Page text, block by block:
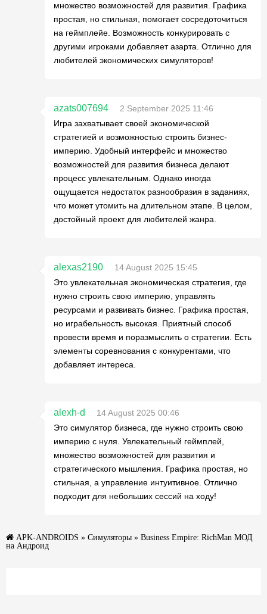
множество возможностей для развития. Графика
простая, но стильная, помогает сосредоточиться
на геймплейе. Возможность конкурировать с
другими игроками добавляет азарта. Отлично для
любителей экономических симуляторов!
azats007694
2 September 2025 11:46
Игра захватывает своей экономической
стратегией и возможностью строить бизнес-
империю. Удобный интерфейс и множество
возможностей для развития бизнеса делают
процесс увлекательным. Однако иногда
ощущается недостаток разнообразия в заданиях,
что может утомить на длительном этапе. В целом,
достойный проект для любителей жанра.
alexas2190
14 August 2025 15:45
Это увлекательная экономическая стратегия, где
нужно строить свою империю, управлять
ресурсами и развивать бизнес. Графика простая,
но играбельность высокая. Приятный способ
провести время и поразмыслить о стратегии. Есть
элементы соревнования с конкурентами, что
добавляет интереса.
alexh-d
14 August 2025 00:46
Это симулятор бизнеса, где нужно строить свою
империю с нуля. Увлекательный геймплей,
множество возможностей для развития и
стратегического мышления. Графика простая, но
стильная, а управление интуитивное. Отлично
подходит для небольших сессий на ходу!
APK-ANDROIDS » Симуляторы » Business Empire: RichMan МОД
на Андроид